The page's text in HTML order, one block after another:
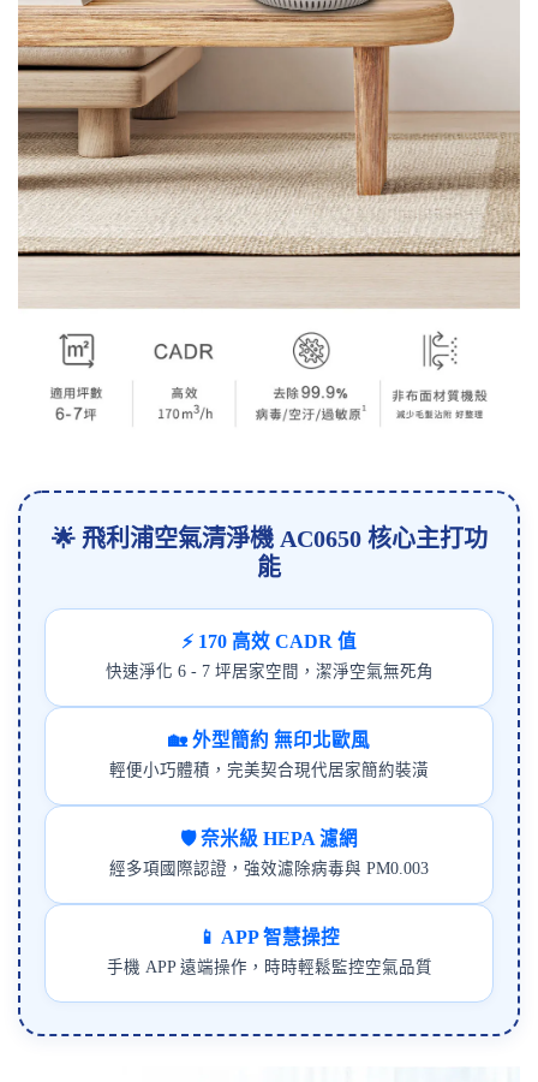
🌟 飛利浦空氣清淨機 AC0650 核心主打功
能
⚡ 170 高效 CADR 值
快速淨化 6 - 7 坪居家空間，潔淨空氣無死角
🏡 外型簡約 無印北歐風
輕便小巧體積，完美契合現代居家簡約裝潢
🛡️ 奈米級 HEPA 濾網
經多項國際認證，強效濾除病毒與 PM0.003
📱 APP 智慧操控
手機 APP 遠端操作，時時輕鬆監控空氣品質